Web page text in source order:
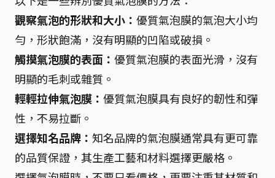
觀察氣泡的形狀和大小： 優質氣泡膜的氣泡大小均
勻，形狀飽滿，沒有明顯的凹陷或破損。
觸摸氣泡膜的表面： 優質氣泡膜的表面光滑，沒有
明顯的毛刺或雜質。
輕輕拉伸氣泡膜： 優質氣泡膜具有良好的韌性和彈
性，不易拉斷。
選擇知名品牌： 知名品牌的氣泡膜通常具有更可靠
的品質保證，其生產工藝和材料選擇更嚴格。